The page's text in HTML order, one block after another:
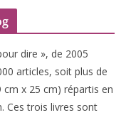
dire », de 2005
articles, soit plus de
cm x 25 cm) répar­tis en
Ces trois livres sont